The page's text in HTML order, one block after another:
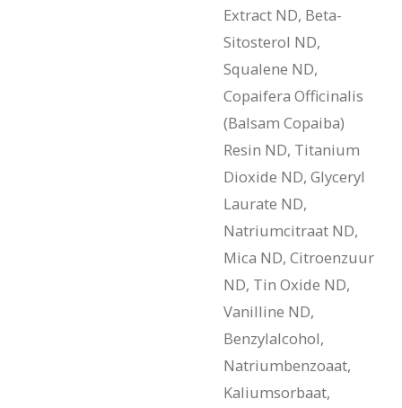
Extract ND, Beta-
Sitosterol ND,
Squalene ND,
Copaifera Officinalis
(Balsam Copaiba)
Resin ND, Titanium
Dioxide ND, Glyceryl
Laurate ND,
Natriumcitraat ND,
Mica ND, Citroenzuur
ND, Tin Oxide ND,
Vanilline ND,
Benzylalcohol,
Natriumbenzoaat,
Kaliumsorbaat,